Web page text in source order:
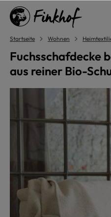
springen
Startseite Wohnen
Fuchsschafdecke
aus reiner Bio-
Bildergalerie überspringen